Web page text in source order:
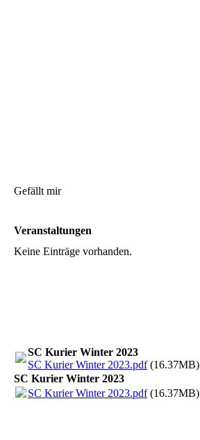
Gefällt mir
Veranstaltungen
Keine Einträge vorhanden.
SC Kurier Winter 2023
SC Kurier Winter 2023.pdf(16.37MB)
SC Kurier Winter 2023
SC Kurier Winter 2023.pdf(16.37MB)